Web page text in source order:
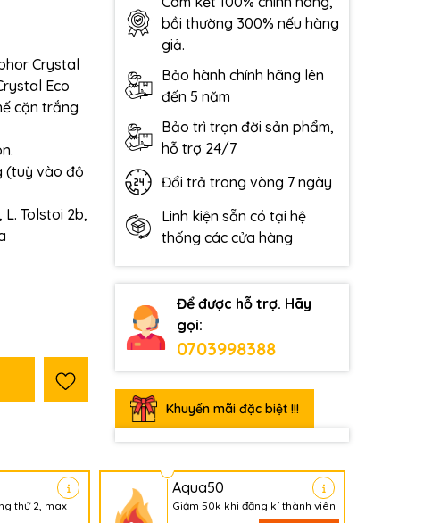
Crystal
Eco
cặn trắng
(tuỳ vào độ
L. Tolstoi 2b,
bồi thường 300% nếu hàng
giả.
Bảo hành chính hãng lên
đến 5 năm
Bảo trì trọn đời sản phẩm,
hỗ trợ 24/7
Đổi trả trong vòng 7 ngày
Linh kiện sẵn có tại hệ
thống các cửa hàng
Để được hỗ trợ. Hãy
gọi:
0703998388
Khuyến mãi đặc biệt !!!
thứ 2, max
Aqua50
Giảm 50k khi đăng kí thành viên